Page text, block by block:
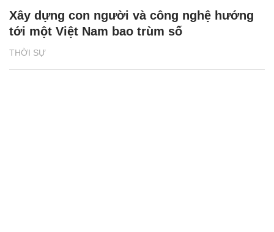
THỜI SỰ
Xây dựng con người và công nghệ hướng
tới một Việt Nam bao trùm số